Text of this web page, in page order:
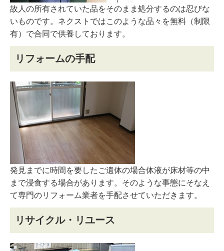
故人の所有されていた品をそのまま処分するのは忍びな
いものです。ネクストではこのような品々を無料（制限
有）で合同で供養しております。
リフォームの手配
発見までに時間を要したご遺体の場合体液が床材等の中
まで浸食する場合があります。そのような事態にそなえ
て専門のリフォーム業者を手配させていただきます。
リサイクル・リユース